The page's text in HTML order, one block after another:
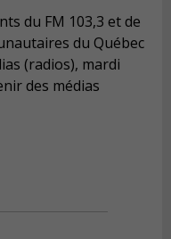
du FM 103,3 et de
du Québec
(radios), mardi
des médias